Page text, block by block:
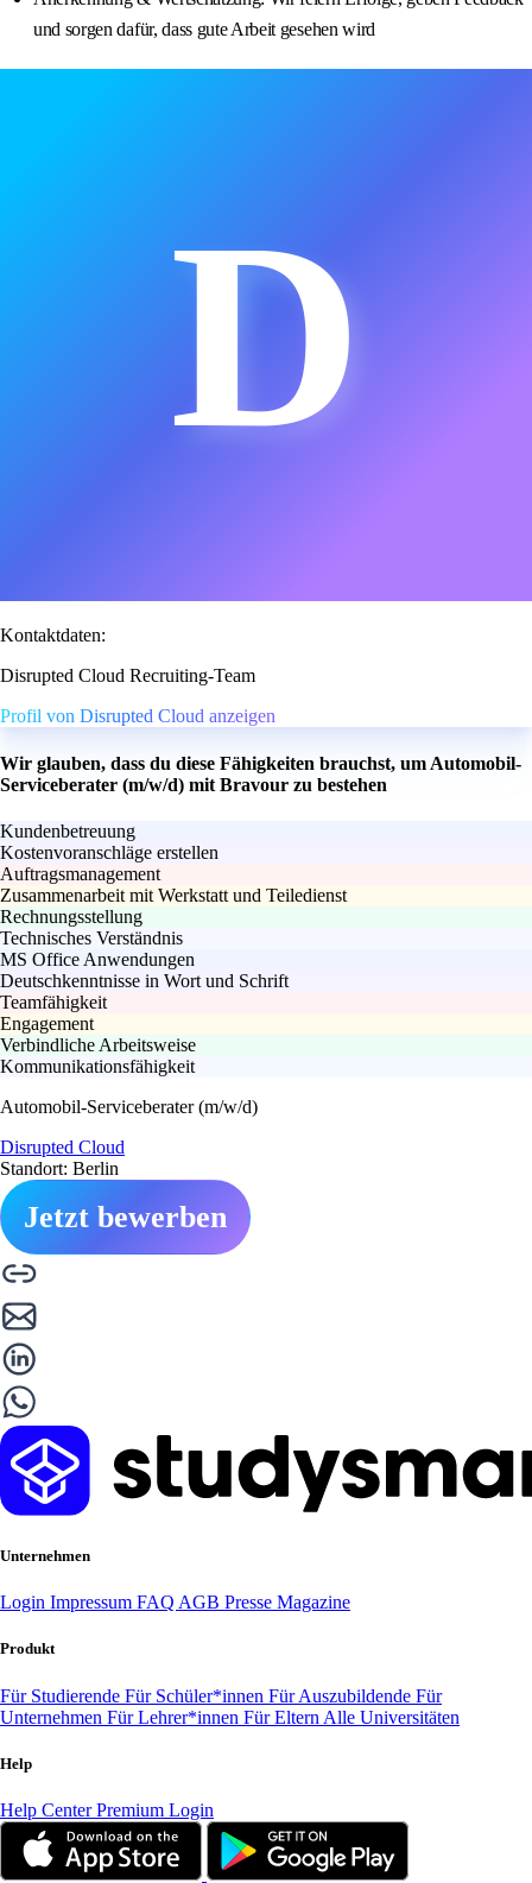
und sorgen dafür, dass gute Arbeit gesehen wird
D
Kontaktdaten:
Disrupted Cloud Recruiting-Team
Profil von Disrupted Cloud anzeigen
Wir glauben, dass du diese Fähigkeiten brauchst, um Automobil-
Serviceberater (m/w/d) mit Bravour zu bestehen
Kundenbetreuung
Kostenvoranschläge erstellen
Auftragsmanagement
Zusammenarbeit mit Werkstatt und Teiledienst
Rechnungsstellung
Technisches Verständnis
MS Office Anwendungen
Deutschkenntnisse in Wort und Schrift
Teamfähigkeit
Engagement
Verbindliche Arbeitsweise
Kommunikationsfähigkeit
Automobil-Serviceberater (m/w/d)
Disrupted Cloud
Standort: Berlin
Jetzt bewerben
Unternehmen
Login Impressum FAQ AGB Presse Magazine
Produkt
Für Studierende Für Schüler*innen Für Auszubildende Für
Unternehmen Für Lehrer*innen Für Eltern Alle Universitäten
Help
Help CenterPremium Login